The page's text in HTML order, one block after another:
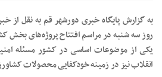
به گزارش پایگاه خبری دورشهر قم به نقل از
روز سه شنبه در مراسم افتتاح پروژه‌های بخش
یکی از موضوعات اساسی در کشور مسئله
انقلاب نیز در زمینه خودکفایی محصولات